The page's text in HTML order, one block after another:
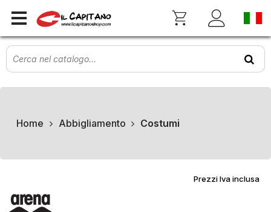
Home Abbigliamento Costumi
Prezzi Iva inclusa